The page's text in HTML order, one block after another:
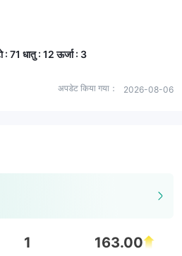
: 71 धातु : 12 ऊर्जा : 3
अपडेट किया गया： 2026-08-06
1 163.00